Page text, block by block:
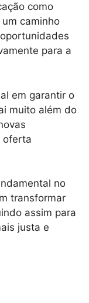
como
caminho
para a
em garantir o
muito além do
oferta
no
transformar
assim para
justa e